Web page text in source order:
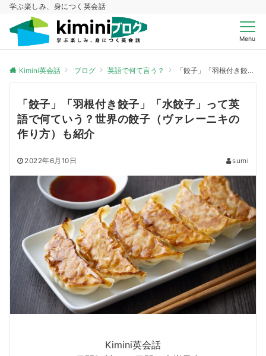
学ぶ楽しみ、身につく英会話
Menu
Kimini英会話 ブログ 英語で何て言う？ 「餃子」「羽根付き餃子」「水餃子」って英語で何ていう？世界の餃子（ヴァレーニキの作り方）も紹介
「餃子」「羽根付き餃子」「水餃子」って英
語で何ていう？世界の餃子（ヴァレーニキの
作り方）も紹介
2022年6月10日 sumi
Kimini英会話